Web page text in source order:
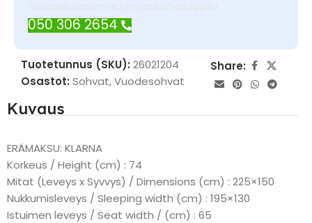
Tarvitsetko apua? Ota yhteyttä WhatsAppilla
050 306 2654
Tuotetunnus (SKU): 26021204
Osastot: Sohvat,Vuodesohvat
Share:
Kuvaus
ERÄMAKSU: KLARNA
Korkeus / Height (cm) : 74
Mitat (Leveys x Syvvys) / Dimensions (cm) : 225×150
Nukkumisleveys / Sleeping width (cm) : 195×130
Istuimen leveys / Seat width / (cm) : 65